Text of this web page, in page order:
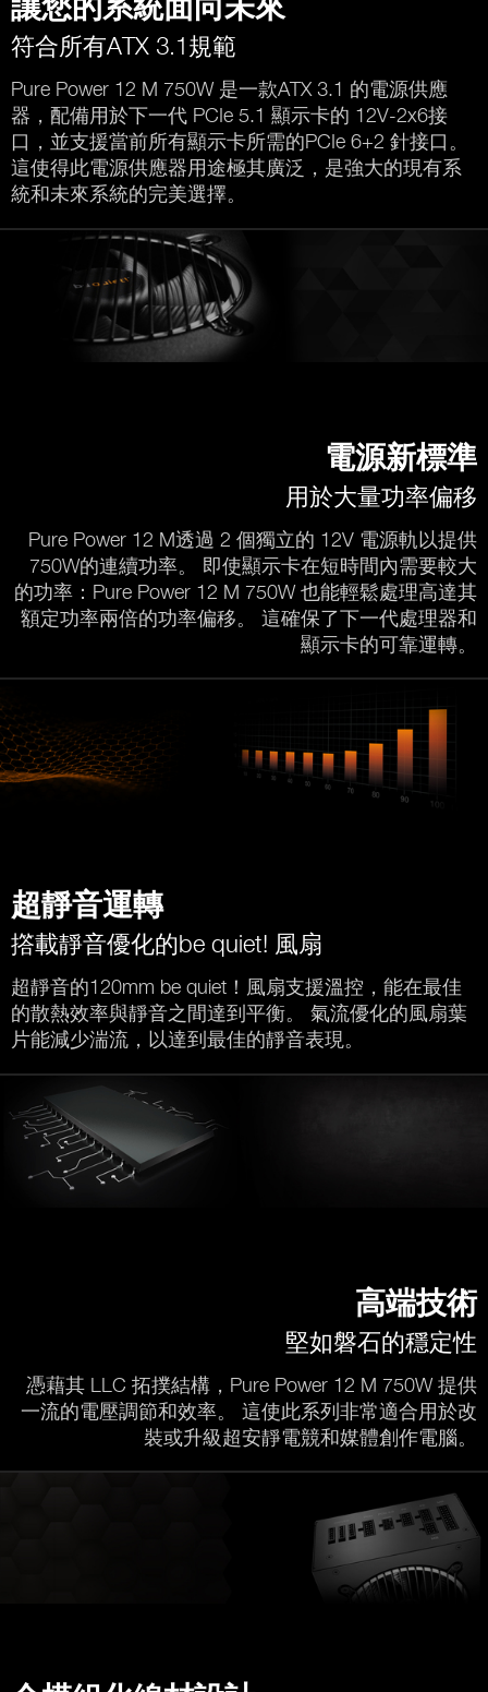
讓您的系統面向未來
符合所有ATX 3.1規範
Pure Power 12 M 750W 是一款ATX 3.1 的電源供應
器，配備用於下一代 PCIe 5.1 顯示卡的 12V-2x6接
口，並支援當前所有顯示卡所需的PCIe 6+2 針接口。
這使得此電源供應器用途極其廣泛，是強大的現有系
統和未來系統的完美選擇。
電源新標準
用於大量功率偏移
Pure Power 12 M透過 2 個獨立的 12V 電源軌以提供
750W的連續功率。 即使顯示卡在短時間內需要較大
的功率：Pure Power 12 M 750W 也能輕鬆處理高達其
額定功率兩倍的功率偏移。 這確保了下一代處理器和
顯示卡的可靠運轉。
超靜音運轉
撘載靜音優化的be quiet! 風扇
超靜音的120mm be quiet！風扇支援溫控，能在最佳
的散熱效率與靜音之間達到平衡。 氣流優化的風扇葉
片能減少湍流，以達到最佳的靜音表現。
高端技術
堅如磐石的穩定性
憑藉其 LLC 拓撲結構，Pure Power 12 M 750W 提供
一流的電壓調節和效率。 這使此系列非常適合用於改
裝或升級超安靜電競和媒體創作電腦。